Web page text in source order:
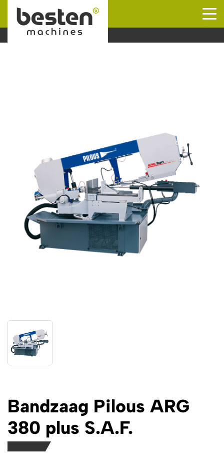
Naar hoofdinhoud
Bandzaag Pilous ARG
380 plus S.A.F.